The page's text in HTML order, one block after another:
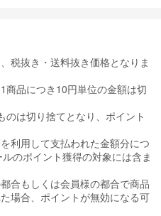
税抜き・送料抜き価格となりま
商品につき10円単位の金額は切
は切り捨てとなり、ポイント
利用して支払われた金額分につ
のポイント獲得の対象には含ま
合もしくは会員様の都合で商品
場合、ポイントが無効になる可